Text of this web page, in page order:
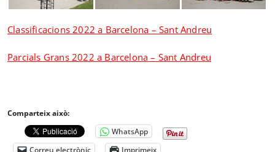
Classificacions 2022 a Barcelona – Sant Andreu
Parcials Grans 2022 a Barcelona – Sant Andreu
Comparteix això:
WhatsApp
Correu electrònic
Imprimeix